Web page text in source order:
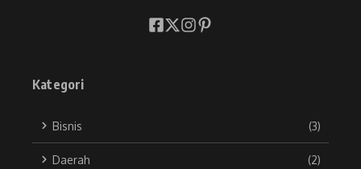
Kategori
Bisnis (3)
Daerah (2)